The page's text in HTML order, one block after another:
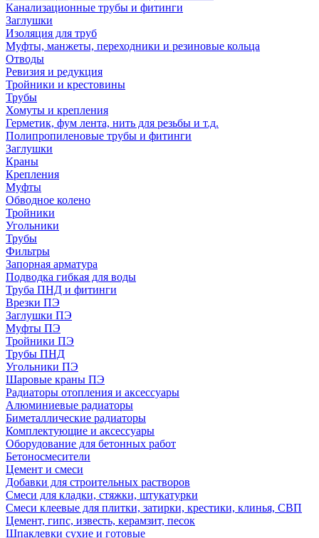
Канализационные трубы и фитинги
Заглушки
Изоляция для труб
Муфты, манжеты, переходники и резиновые кольца
Отводы
Ревизия и редукция
Тройники и крестовины
Трубы
Хомуты и крепления
Герметик, фум лента, нить для резьбы и т.д.
Полипропиленовые трубы и фитинги
Заглушки
Краны
Крепления
Муфты
Обводное колено
Тройники
Угольники
Трубы
Фильтры
Запорная арматура
Подводка гибкая для воды
Труба ПНД и фитинги
Врезки ПЭ
Заглушки ПЭ
Муфты ПЭ
Тройники ПЭ
Трубы ПНД
Угольники ПЭ
Шаровые краны ПЭ
Радиаторы отопления и аксессуары
Алюминиевые радиаторы
Биметаллические радиаторы
Комплектующие и аксессуары
Оборудование для бетонных работ
Бетоносмесители
Цемент и смеси
Добавки для строительных растворов
Смеси для кладки, стяжки, штукатурки
Смеси клеевые для плитки, затирки, крестики, клинья, СВП
Цемент, гипс, известь, керамзит, песок
Шпаклевки сухие и готовые